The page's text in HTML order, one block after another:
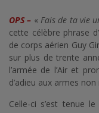
OPS – « Fais de ta vie
cette célèbre phrase
de corps aérien Guy
sur plus de trente
l’armée de l’Air et
d’adieu aux armes
Celle-ci s’est tenue